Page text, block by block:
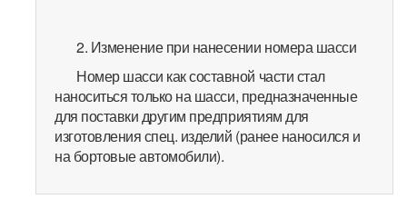
2. Изменение при нанесении номера шасси
Номер шасси как составной части стал
наноситься только на шасси, предназначенные
для поставки другим предприятиям для
изготовления спец. изделий (ранее наносился и
на бортовые автомобили).